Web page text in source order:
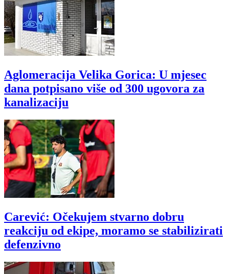
Aglomeracija Velika Gorica: U mjesec
dana potpisano više od 300 ugovora za
kanalizaciju
Carević: Očekujem stvarno dobru
reakciju od ekipe, moramo se stabilizirati
defenzivno